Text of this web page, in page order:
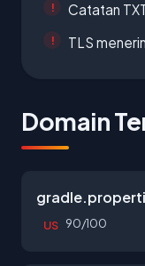
Catatan
TLS
Domain
US 90/100